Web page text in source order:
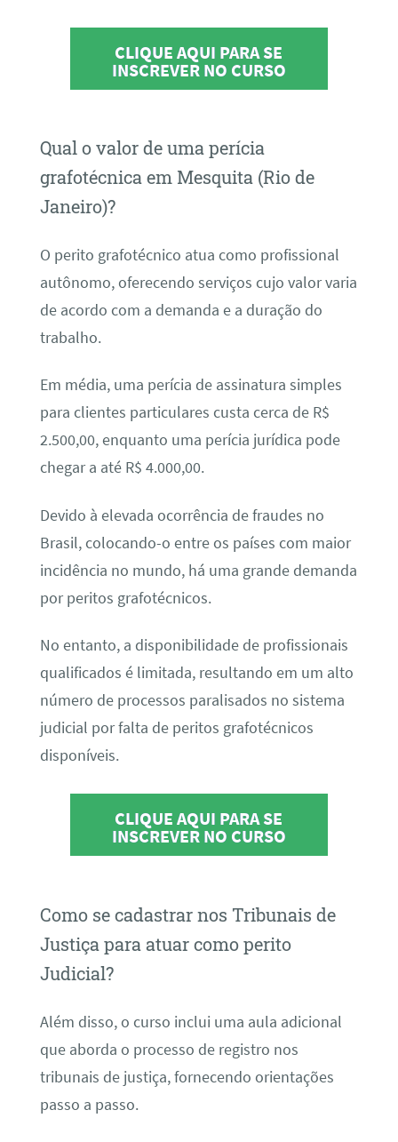
CLIQUE AQUI PARA SE
INSCREVER NO CURSO
Qual o valor de uma perícia
grafotécnica em Mesquita (Rio de
Janeiro)?
O perito grafotécnico atua como profissional
autônomo, oferecendo serviços cujo valor varia
de acordo com a demanda e a duração do
trabalho.
Em média, uma perícia de assinatura simples
para clientes particulares custa cerca de R$
2.500,00, enquanto uma perícia jurídica pode
chegar a até R$ 4.000,00.
Devido à elevada ocorrência de fraudes no
Brasil, colocando-o entre os países com maior
incidência no mundo, há uma grande demanda
por peritos grafotécnicos.
No entanto, a disponibilidade de profissionais
qualificados é limitada, resultando em um alto
número de processos paralisados no sistema
judicial por falta de peritos grafotécnicos
disponíveis.
CLIQUE AQUI PARA SE
INSCREVER NO CURSO
Como se cadastrar nos Tribunais de
Justiça para atuar como perito
Judicial?
Além disso, o curso inclui uma aula adicional
que aborda o processo de registro nos
tribunais de justiça, fornecendo orientações
passo a passo.